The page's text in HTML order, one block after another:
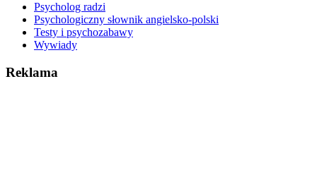
Psycholog radzi
Psychologiczny słownik angielsko-polski
Testy i psychozabawy
Wywiady
Reklama